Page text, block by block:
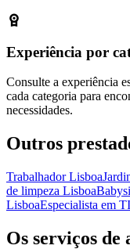
Experiência por
Consulte a experiência
cada categoria para
necessidades.
Outros
Trabalhador Lisboa
de limpeza Lisboa
LisboaEspecialista em
Os serviços de